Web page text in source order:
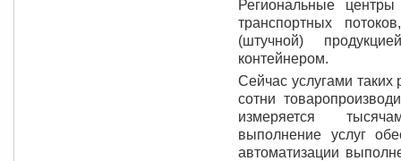
Региональные
транспортных
(штучной)
контейнером.
Сейчас услугами таких
сотни
измеряется
выполнение услуг
автоматизации